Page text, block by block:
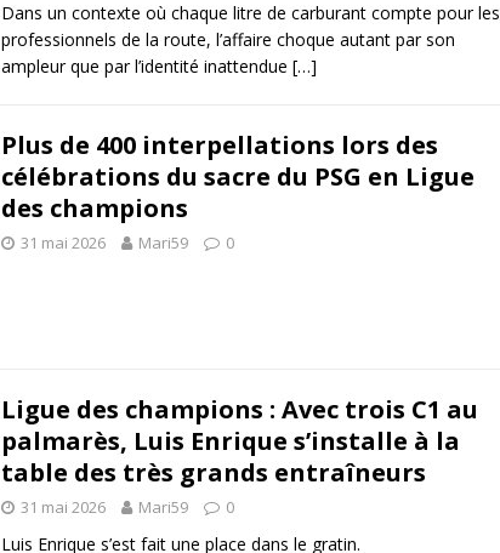
Dans un contexte où chaque litre de carburant compte pour les
professionnels de la route, l’affaire choque autant par son
ampleur que par l’identité inattendue […]
Plus de 400 interpellations lors des
célébrations du sacre du PSG en Ligue
des champions
31 mai 2026 Mari59 0
Ligue des champions : Avec trois C1 au
palmarès, Luis Enrique s’installe à la
table des très grands entraîneurs
31 mai 2026 Mari59 0
Luis Enrique s’est fait une place dans le gratin.